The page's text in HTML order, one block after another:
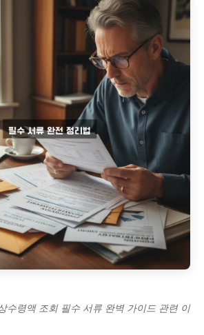
수령액 조회 필수 서류 완벽 가이드 관련 이